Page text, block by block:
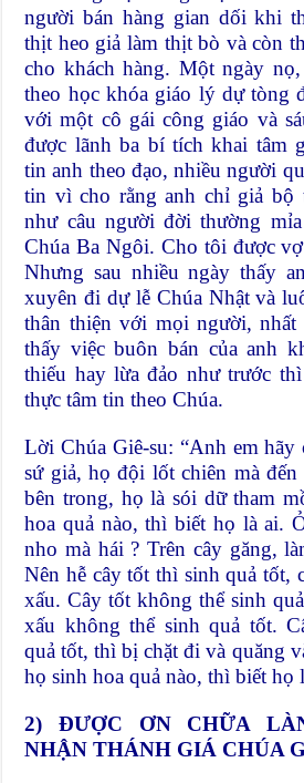
người bán hàng gian dối khi
thịt heo giả làm thịt bò và còn
cho khách hàng. Một ngày
theo học khóa giáo lý dự tòng
với một cô gái công giáo và
được lãnh ba bí tích khai tâm
tin anh theo đạo, nhiều người
tin vì cho rằng anh chỉ giả bộ
như câu người đời thường
Chúa Ba Ngôi. Cho tôi được
Nhưng sau nhiều ngày thấy
xuyên đi dự lễ Chúa Nhật và
thân thiện với mọi người,
thấy việc buôn bán của anh
thiếu hay lừa đảo như trước
thực tâm tin theo Chúa.
Lời Chúa Giê-su: “Anh em hãy
sứ giả, họ đội lốt chiên mà
bên trong, họ là sói dữ tham
hoa quả nào, thì biết họ là ai.
nho mà hái ? Trên cây găng,
Nên hễ cây tốt thì sinh quả tốt,
xấu. Cây tốt không thể sinh
xấu không thể sinh quả tốt.
quả tốt, thì bị chặt đi và quăng
họ sinh hoa quả nào, thì biết họ
2) ĐƯỢC ƠN CHỮA
NHẬN THÁNH GIÁ CHÚA